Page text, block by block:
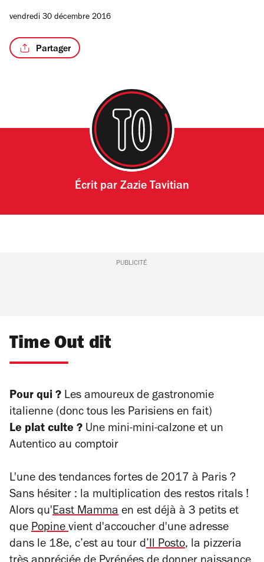
vendredi 30 décembre 2016
Partager
Écrit par Zazie Tavitian
PUBLICITÉ
Time Out dit
Pour qui ? Les amoureux de gastronomie
italienne (donc tous les Parisiens en fait)
Le plat culte ? Une mini-mini-calzone et un
Autentico au comptoir
L'une des tendances fortes de 2017 à Paris ?
Sans hésiter : la multiplication des restos ritals !
Alors qu'East Mamma en est déjà à 3 petits et
que Popinevient d'accoucher d'une adresse
dans le 18e, c’est au tour d’Il Posto, la pizzeria